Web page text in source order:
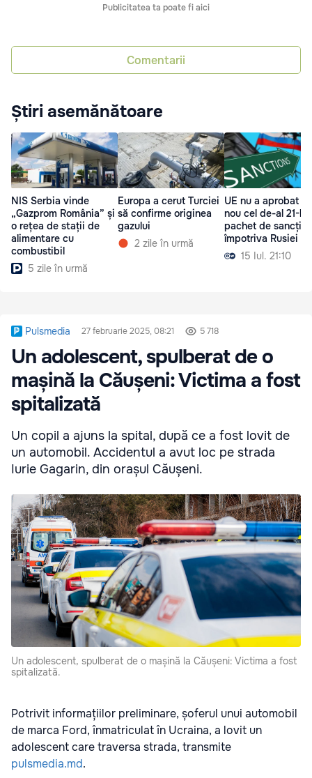
Publicitatea ta poate fi aici
Comentarii
Știri asemănătoare
NIS Serbia vinde
„Gazprom România” și
o rețea de stații de
alimentare cu
combustibil
5 zile în urmă
Europa a cerut Turciei
să confirme originea
gazului
2 zile în urmă
UE nu a aprobat
nou cel de-al 21-lea
pachet de
împotriva Rusiei
15 Iul. 21:10
Pulsmedia 27 februarie 2025, 08:21 5 718
Un adolescent, spulberat de o
mașină la Căușeni: Victima a fost
spitalizată
Un copil a ajuns la spital, după ce a fost lovit de
un automobil. Accidentul a avut loc pe strada
Iurie Gagarin, din orașul Căușeni.
Un adolescent, spulberat de o mașină la Căușeni: Victima a fost
spitalizată.
Potrivit informațiilor preliminare, șoferul unui automobil
de marca Ford, înmatriculat în Ucraina, a lovit un
adolescent care traversa strada, transmite
pulsmedia.md.